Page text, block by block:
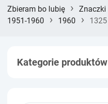
Zbieram bo lubię › Znaczki
1951-1960 › 1960 › 1325
Kategorie produktów